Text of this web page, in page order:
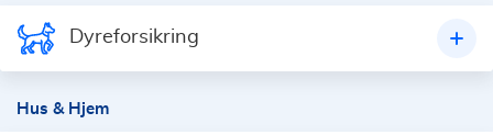
Dyreforsikring
Hus & Hjem